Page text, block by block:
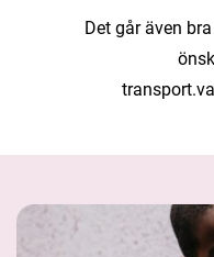
Det går även